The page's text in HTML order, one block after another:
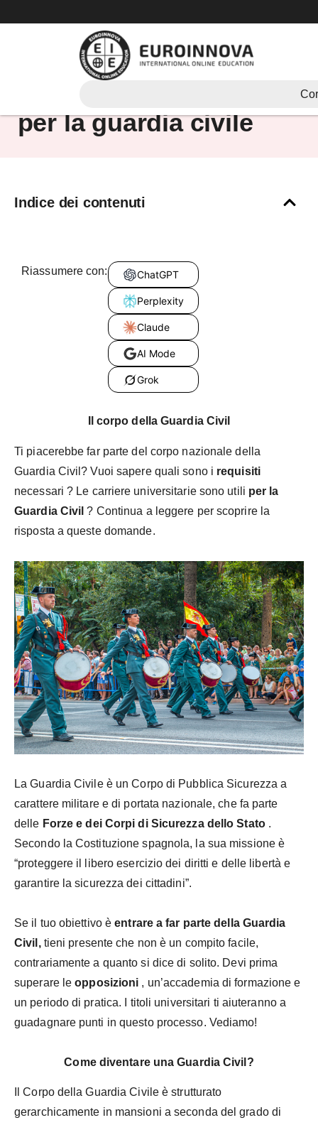
al
Carriere universitarie
per la guardia civile
Indice dei contenuti
Riassumere con: ChatGPT
Perplexity
Claude
AI Mode
Grok
Il corpo della Guardia Civil
Ti piacerebbe far parte del corpo nazionale della
Guardia Civil? Vuoi sapere quali sono i requisiti
necessari ? Le carriere universitarie sono utili per la
Guardia Civil ? Continua a leggere per scoprire la
risposta a queste domande.
La Guardia Civile è un Corpo di Pubblica Sicurezza a
carattere militare e di portata nazionale, che fa parte
delle Forze e dei Corpi di Sicurezza dello Stato .
Secondo la Costituzione spagnola, la sua missione è
“proteggere il libero esercizio dei diritti e delle libertà e
garantire la sicurezza dei cittadini”.
Se il tuo obiettivo è entrare a far parte della Guardia
Civil, tieni presente che non è un compito facile,
contrariamente a quanto si dice di solito. Devi prima
superare le opposizioni , un’accademia di formazione e
un periodo di pratica. I titoli universitari ti aiuteranno a
guadagnare punti in questo processo. Vediamo!
Come diventare una Guardia Civil?
Il Corpo della Guardia Civile è strutturato
gerarchicamente in mansioni a seconda del grado di